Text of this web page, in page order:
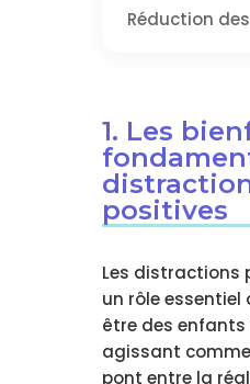
Réduction
1. Les
positives
Les distractions
un rôle essentiel
être des
agissant
pont entre la